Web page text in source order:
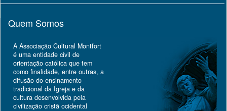
Quem Somos
A Associação Cultural Montfort
é uma entidade civil de
orientação católica que tem
como finalidade, entre outras, a
difusão do ensinamento
tradicional da Igreja e da
cultura desenvolvida pela
civilização cristã ocidental